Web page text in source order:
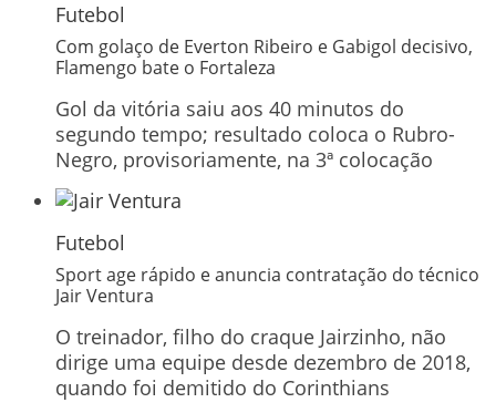
Futebol
Com golaço de Everton Ribeiro e Gabigol decisivo,
Flamengo bate o Fortaleza
Gol da vitória saiu aos 40 minutos do
segundo tempo; resultado coloca o Rubro-
Negro, provisoriamente, na 3ª colocação
Futebol
Sport age rápido e anuncia contratação do técnico
Jair Ventura
O treinador, filho do craque Jairzinho, não
dirige uma equipe desde dezembro de 2018,
quando foi demitido do Corinthians